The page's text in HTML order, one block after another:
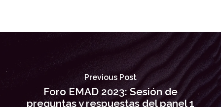
Previous Post
Foro EMAD 2023: Sesión de
preguntas y respuestas del panel 1